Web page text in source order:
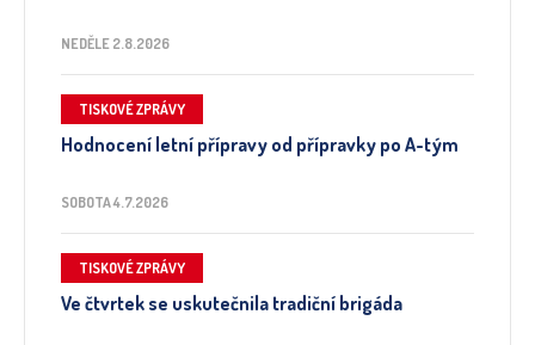
NEDĚLE 2.8.2026
TISKOVÉ ZPRÁVY
Hodnocení letní přípravy od přípravky po A-tým
SOBOTA 4.7.2026
TISKOVÉ ZPRÁVY
Ve čtvrtek se uskutečnila tradiční brigáda